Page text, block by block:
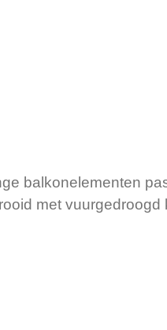
balkonelementen
met vuurgedroogd